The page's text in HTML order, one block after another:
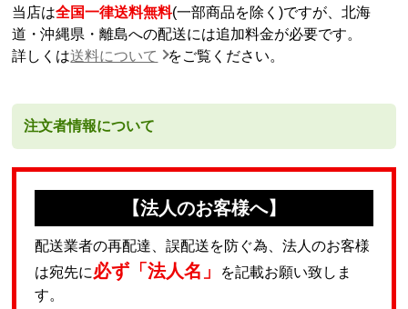
当店は全国一律送料無料(一部商品を除く)ですが、北海
道・沖縄県・離島への配送には追加料金が必要です。
詳しくは送料について をご覧ください。
注文者情報について
【法人のお客様へ】
配送業者の再配達、誤配送を防ぐ為、法人のお客様
は宛先に必ず「法人名」
を記載お願い致しま
す。